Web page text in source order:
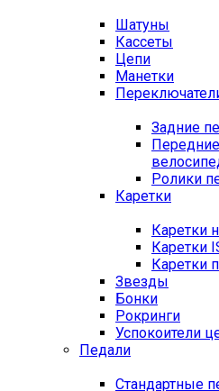
Шатуны
Кассеты
Цепи
Манетки
Задние
Ролики
Каретки
Каретки
Каретки
Каретки
Звезды
Бонки
Рокринги
Успокоители
Педали
Стандартные